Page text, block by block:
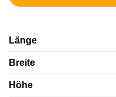
Länge
Breite
Höhe